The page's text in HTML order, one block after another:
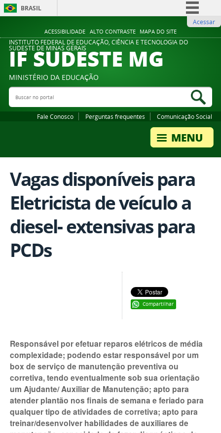
ACESSIBILIDADE ALTO CONTRASTE MAPA DO SITE
BRASIL
Comunica BR
Participe
Legislação
Acessar
INSTITUTO FEDERAL DE EDUCAÇÃO, CIÊNCIA E TECNOLOGIA DO
SUDESTE DE MINAS GERAIS
IF SUDESTE MG
MINISTÉRIO DA EDUCAÇÃO
Buscar no portal
Fale Conosco Perguntas frequentes Comunicação Social
Vagas disponíveis para
Eletricista de veículo a
diesel- extensivas para
PCDs
Compartilhar
Responsável por efetuar reparos elétricos de média
complexidade; podendo estar responsável por um
box de serviço de manutenção preventiva ou
corretiva, tendo eventualmente sob sua orientação
um Ajudante/ Auxiliar de Manutenção; apto para
atender plantão nos finais de semana e feriado para
qualquer tipo de atividades de corretiva; apto para
treinar/desenvolver habilidades de auxiliares de